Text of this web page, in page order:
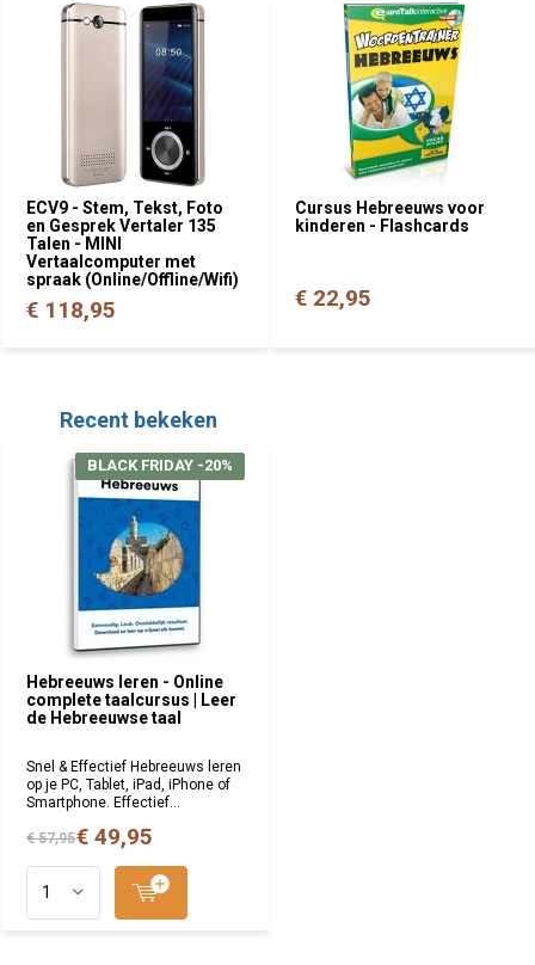
ECV9 - Stem, Tekst, Foto
en Gesprek Vertaler 135
Talen - MINI
Vertaalcomputer met
spraak (Online/Offline/Wifi)
€ 118,95
Cursus Hebreeuws voor
kinderen - Flashcards
€ 22,95
Recent bekeken
Hebreeuws leren - Online
complete taalcursus | Leer
de Hebreeuwse taal
BLACK FRIDAY -20%
Snel & Effectief Hebreeuws leren
op je PC, Tablet, iPad, iPhone of
Smartphone. Effectief...
€ 57,95€ 49,95